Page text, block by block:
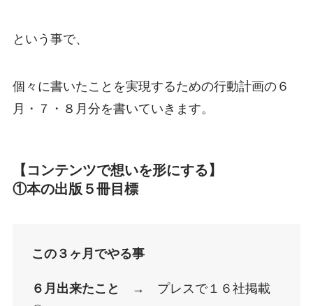
という事で、
個々に書いたことを実現するための行動計画の６
月・７・８月分を書いていきます。
【コンテンツで想いを形にする】
①本の出版５冊目標
この３ヶ月でやる事
６月出来たこと
→ プレスで１６社掲載